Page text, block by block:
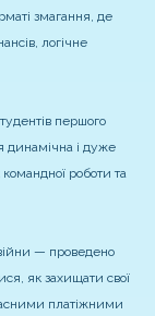
змагання, де
логічне
першого
динамічна і дуже
роботи та
війни — проведено
як захищати свої
платіжними